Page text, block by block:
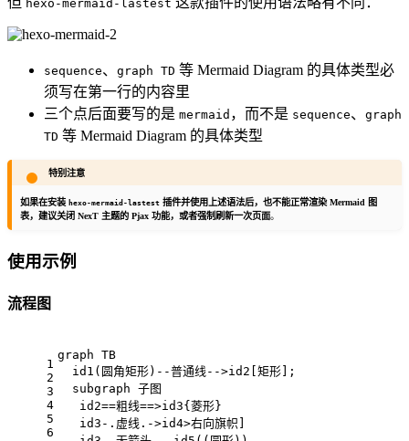
hexo-mermaid-lastest
sequence、 graph TD 等 Mermaid Diagram 的具体类型必
须写在第一行的内容里
三个点后面要写的是 mermaid ，而不是 sequence、 graph
TD 等 Mermaid Diagram 的具体类型
特别注意
如果在安装hexo-mermaid-lastest 插件并使用上述语法后，也不能正常渲染 Mermaid 图
表，建议关闭 NexT 主题的 Pjax 功能，或者强制刷新一次页面。
使用示例
流程图
1
2
3
4
5
6
graph TB
  id1(圆角矩形)--普通线-->id2[矩形];
  subgraph 子图
   id2==粗线==>id3{菱形}
   id3-.虚线.->id4>右向旗帜]